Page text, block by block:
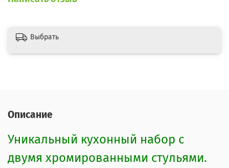
Выбрать
Описание
Уникальный кухонный набор с
двумя хромированными стульями.